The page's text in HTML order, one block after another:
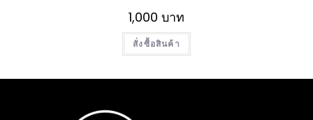
1,000 บาท
สั่งซื้อสินค้า